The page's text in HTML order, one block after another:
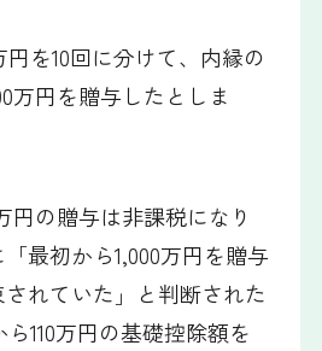
円を10回に分けて、内縁の
万円を贈与したとしま
円の贈与は非課税になり
最初から1,000万円を贈与
れていた」と判断された
110万円の基礎控除額を